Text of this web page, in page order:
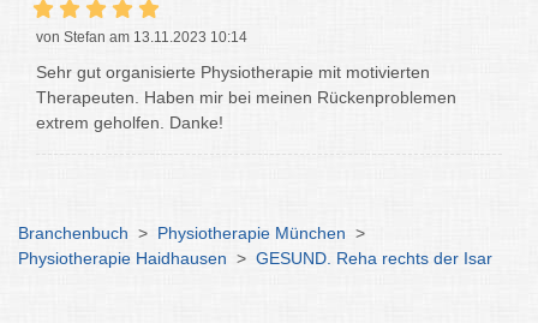
von Stefan am 13.11.2023 10:14
Sehr gut organisierte Physiotherapie mit motivierten
Therapeuten. Haben mir bei meinen Rückenproblemen
extrem geholfen. Danke!
Branchenbuch > Physiotherapie München >
Physiotherapie Haidhausen > GESUND. Reha rechts der Isar